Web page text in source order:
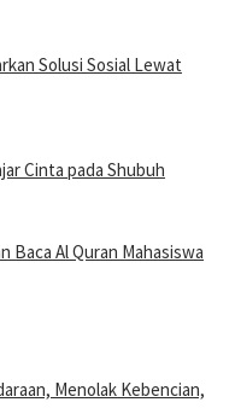
Solusi Sosial Lewat
Cinta pada Shubuh
Baca Al Quran Mahasiswa
Menolak Kebencian,